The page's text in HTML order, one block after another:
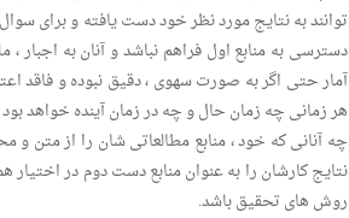
توانند به نتایج مورد نظر خود دست یافته و برای
دسترسی به منابع اول فراهم نباشد و آنان به اجبار
آمار حتی اگر به صورت سهوی ، دقیق نبوده و فاقد
هر زمانی چه زمان حال و چه در زمان آینده خواهد
چه آنانی که خود ، منابع مطالعاتی شان را از متن
نتایج کارشان را به عنوان منابع دست دوم در
روش های تحقیق باشد.